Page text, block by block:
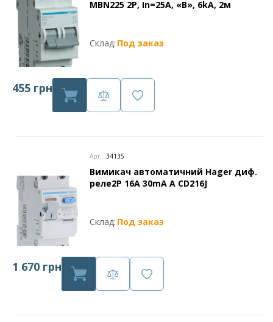
MBN225 2P, In=25А, «B», 6kA, 2м
Склад: Под заказ
455 грн
Арт.: 34135
Вимикач автоматичний Hager диф.
реле2P 16A 30mA A CD216J
Склад: Под заказ
1 670 грн